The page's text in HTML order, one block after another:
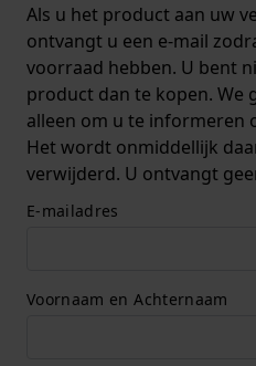
Als u het product aan uw
ontvangt u een e-mail
voorraad hebben. U bent
product dan te kopen. We
alleen om u te informeren
Het wordt onmiddellijk
verwijderd. U ontvangt
E-mailadres
Voornaam en Achternaam